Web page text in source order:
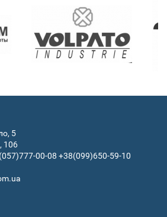
5
106
00-08 +38(099)650-59-10